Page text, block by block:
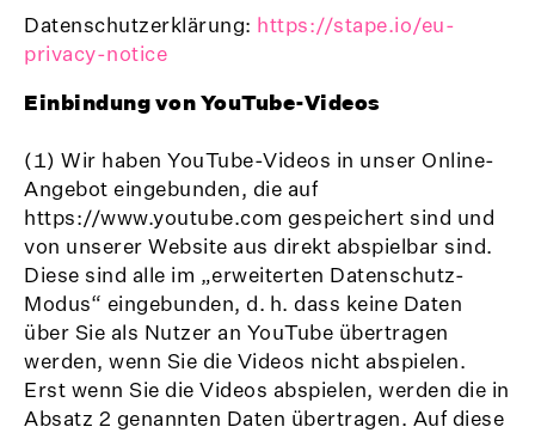
Datenschutzerklärung: https://stape.io/eu-
privacy-notice
Einbindung von YouTube-Videos
(1) Wir haben YouTube-Videos in unser Online-
Angebot eingebunden, die auf
https://www.youtube.com gespeichert sind und
von unserer Website aus direkt abspielbar sind.
Diese sind alle im „erweiterten Datenschutz-
Modus“ eingebunden, d. h. dass keine Daten
über Sie als Nutzer an YouTube übertragen
werden, wenn Sie die Videos nicht abspielen.
Erst wenn Sie die Videos abspielen, werden die in
Absatz 2 genannten Daten übertragen. Auf diese